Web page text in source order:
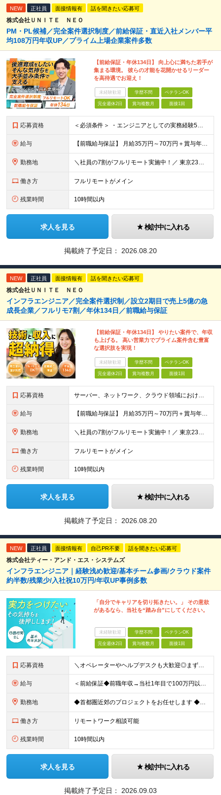
NEW 正社員 面接情報有 話を聞きたい応募可
株式会社ＵＮＩＴＥ ＮＥＯ
PM・PL候補／完全案件選択制度／前給保証・直近入社メンバー平
均108万円年収UP／プライム上場企業案件多数
【前給保証・年休134日】 向上心に満ちた若手が
集まる環境。 彼らの才能を花開かせるリーダー
を高待遇でお迎え！
未経験歓迎 学歴不問 ベテランOK
完全週休2日 賞与複数月 面接1回
応募資格 ＜必須条件＞ ・エンジニアとしての実務経験5年以上 ＜尚可条件＞ ・PM、PL経験 ・後輩指導やチームリーダーなど、何らかのリード経験 ※リーダー未経験の方のご応募も大歓迎です！ポテンシャル採用を
給与 【前職給与保証】 月給35万円～70万円＋賞与年2回＋各種手当 ※前職の給与・スキル・経験を考慮の上、決定いたします。 ※月給には固定残業代（月30時間分／5万円～10万円）を含みます。超過分は別途
勤務地 ＼社員の7割がフルリモート実施中！／ 東京23区内など1都3県を中心としたプロジェクト先での勤務となります。 ※勤務地は希望を考慮します ≪本社≫ 東京都渋谷区恵比寿南1丁目3番7号 隅越ビル5階
働き方 フルリモートがメイン
残業時間 10時間以内
求人を見る 検討中に入れる
掲載終了予定日： 2026.08.20
NEW 正社員 面接情報有 話を聞きたい応募可
株式会社ＵＮＩＴＥ ＮＥＯ
インフラエンジニア／完全案件選択制／設立2期目で売上5億の急
成長企業／フルリモ7割／年休134日／前職給与保証
【前給保証・年休134日】 やりたい案件で、年収
も上げる。 高い営業力でプライム案件含む豊富
な選択肢を実現！
未経験歓迎 学歴不問 ベテランOK
完全週休2日 賞与複数月 面接1回
応募資格 サーバー、ネットワーク、クラウド領域におけるインフラエンジニアとしての何らかの実務経験（年数不問） ※設計、構築、運用保守、監視等 少しでも実務経験があれば、まずは気軽にエントリーしてみてください！
給与 【前職給与保証】 月給35万円～70万円＋賞与年2回＋各種手当 ※前職の給与・スキル・経験を考慮の上、決定いたします。 ※月給には固定残業代（月30時間分／5万円～10万円）を含みます。超過分は別途
勤務地 ＼社員の7割がフルリモート実施中！／ 東京23区内など1都3県を中心としたプロジェクト先での勤務となります。 ※勤務地は希望を考慮します ≪本社≫ 東京都渋谷区恵比寿南1丁目3番7号 隅越ビル5階
働き方 フルリモートがメイン
残業時間 10時間以内
求人を見る 検討中に入れる
掲載終了予定日： 2026.08.20
NEW 正社員 面接情報有 自己PR不要 話を聞きたい応募可
株式会社ティー・アンド・エス・システムズ
インフラエンジニア｜経験浅め歓迎/基本チーム参画/クラウド案件
約半数/残業少/入社祝10万円/年収UP事例多数
「自分でキャリアを切り拓きたい。」 その意欲
があるなら、当社を“踏み台”にしてください。
未経験歓迎 学歴不問 ベテランOK
完全週休2日 賞与複数月 面接1回
応募資格 ＼オペレーターやヘルプデスクも大歓迎◎まずはご応募ください／ ◆学歴不問 ◆IT業界での勤務経験がある方（職種・年数不問） ┗例：オペレーター、ヘルプデスク、開発からインフラ領域へのシフト、スク
給与 ＜前給保証◆前職年収→当社1年目で100万円以上アップ実績あり◆基本的に全員毎年昇給＞ 月給45万円（固定残業代：30時間分/85,470円）※PM/PL/PMO経験2年以上 月給36万円（固定残業
勤務地 ◆首都圏近郊のプロジェクトをお任せします ◆転勤なし ◆自社オフィスで働ける案件もございます 【本社】 東京都中央区日本橋小伝馬町1-1 日本橋末広ビル6階 ※変更の範囲：上記を除く当社関連勤務地
働き方 リモートワーク相談可能
残業時間 10時間以内
求人を見る 検討中に入れる
掲載終了予定日： 2026.09.03